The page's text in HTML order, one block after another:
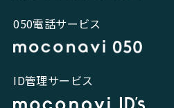
050電話サービス
ID管理サービス